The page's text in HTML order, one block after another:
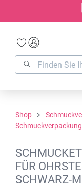
Shop
FÜR
SCHWARZ-